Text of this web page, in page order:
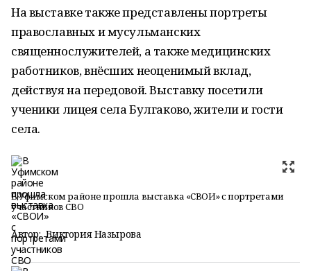
На выставке также представлены портреты
православных и мусульманских
священнослужителей, а также медицинских
работников, внёсших неоценимый вклад,
действуя на передовой. Выставку посетили
ученики лицея села Булгаково, жители и гости
села.
В Уфимском районе прошла выставка «СВОИ» с портретами
участников СВО
Автор: Виктория Назырова